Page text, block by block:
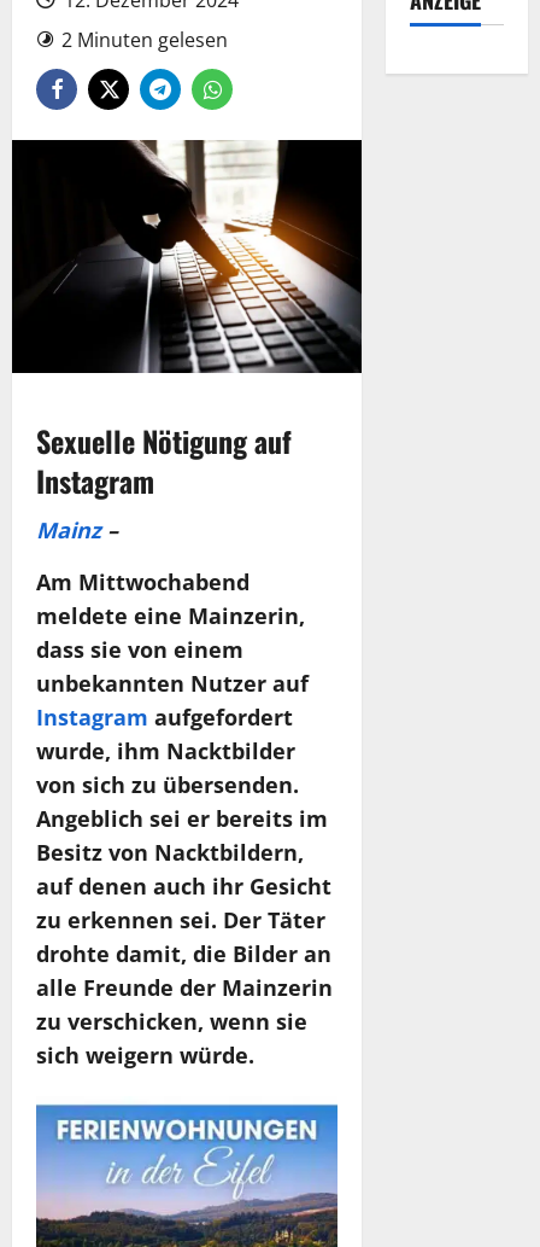
2 Minuten gelesen
Sexuelle Nötigung auf
Instagram
Mainz–
Am Mittwochabend
meldete eine Mainzerin,
dass sie von einem
unbekannten Nutzer auf
Instagram aufgefordert
wurde, ihm Nacktbilder
von sich zu übersenden.
Angeblich sei er bereits im
Besitz von Nacktbildern,
auf denen auch ihr Gesicht
zu erkennen sei. Der Täter
drohte damit, die Bilder an
alle Freunde der Mainzerin
zu verschicken, wenn sie
sich weigern würde.